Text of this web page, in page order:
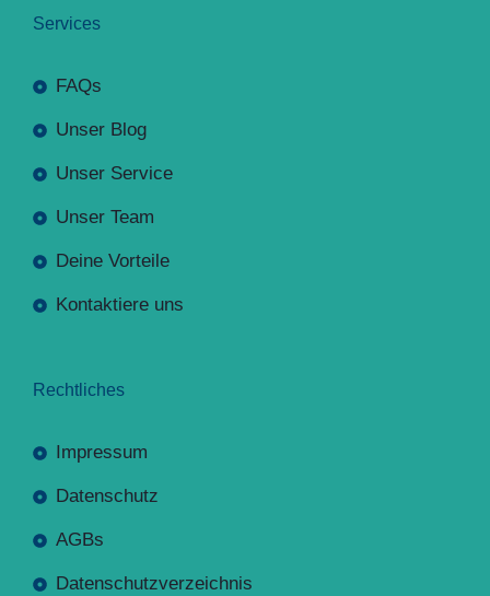
Services
FAQs
Unser Blog
Unser Service
Unser Team
Deine Vorteile
Kontaktiere uns
Rechtliches
Impressum
Datenschutz
AGBs
Datenschutzverzeichnis